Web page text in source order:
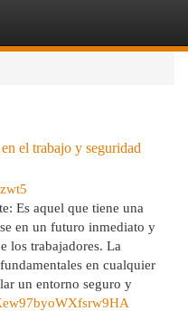
el trabajo y seguridad
Es aquel que tiene una
en un futuro inmediato y
los trabajadores. La
en cualquier
un entorno seguro y